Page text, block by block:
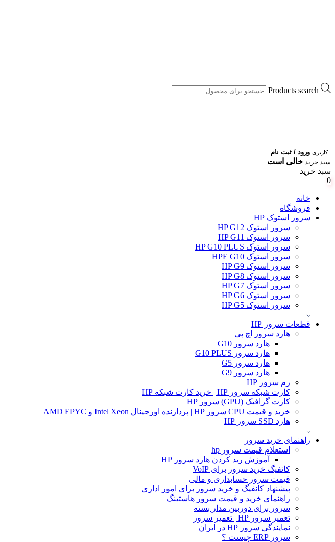
Products search
کاربری ورود / ثبت نام
سبد خرید خالی است
سبد خرید
0
خانه
فروشگاه
سرور استوک HP
سرور استوک HP G12
سرور استوک HP G11
سرور استوک HP G10 PLUS
سرور استوک HPE G10
سرور استوک HP G9
سرور استوک HP G8
سرور استوک HP G7
سرور استوک HP G6
سرور استوک HP G5
قطعات سرور HP
هارد سرور اچ پی
هارد سرور G10
هارد سرور G10 PLUS
هارد سرور G5
هارد سرور G9
رم سرور HP
کارت شبکه سرور HP | خرید کارت شبکه HP
کارت گرافیک (GPU) سرور HP
خرید و قیمت CPU سرور HP | پردازنده اورجینال Intel Xeon و AMD EPYC
هارد SSD سرور HP
راهنمای خرید سرور
استعلام قیمت سرور hp
آموزش ريد كردن هارد سرور HP
کانفیگ خرید سرور برای VoIP
قیمت سرور حسابداری و مالی
پیشنهاد کانفیگ و خرید سرور برای امور اداری
راهنمای خرید و قیمت سرور هاستینگ
سرور برای دوربین مدار بسته
تعمیر سرور HP | تعمیر سرور
نمایندگی سرور HP در ایران
سرور ERP چیست ؟